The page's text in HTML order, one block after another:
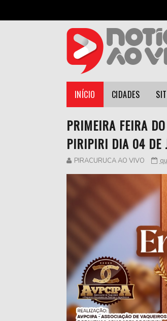
INÍCIO CIDADES
PRIMEIRA FEIRA
PIRIPIRI DIA 04 DE
PIRACURUCA AO VIVO